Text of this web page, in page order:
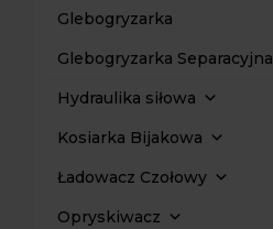
Glebogryzarka
Glebogryzarka Separacyjna
Hydraulika siłowa
Kosiarka Bijakowa
Ładowacz Czołowy
Opryskiwacz